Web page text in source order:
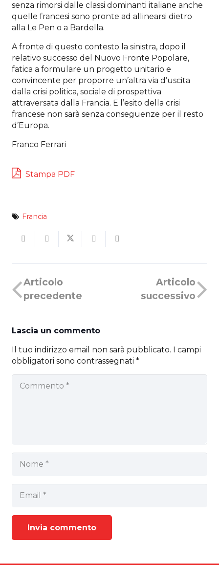
senza rimorsi dalle classi dominanti italiane anche
quelle francesi sono pronte ad allinearsi dietro
alla Le Pen o a Bardella.
A fronte di questo contesto la sinistra, dopo il
relativo successo del Nuovo Fronte Popolare,
fatica a formulare un progetto unitario e
convincente per proporre un’altra via d’uscita
dalla crisi politica, sociale di prospettiva
attraversata dalla Francia. E l’esito della crisi
francese non sarà senza conseguenze per il resto
d’Europa.
Franco Ferrari
Stampa PDF
Francia
Articolo
precedente
Articolo
successivo
Lascia un commento
Il tuo indirizzo email non sarà pubblicato. I campi
obbligatori sono contrassegnati *
Invia commento